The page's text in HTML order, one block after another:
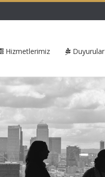
Hizmetlerimiz Duyurular